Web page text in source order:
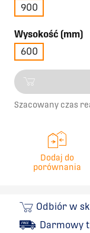
900
Wysokość (mm)
600
Szacowany czas
Dodaj do
porównania
Odbiór w
Darmowy